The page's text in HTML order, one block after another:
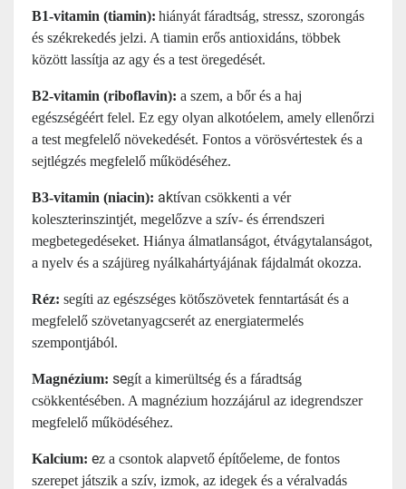
B1-vitamin (tiamin): hiányát fáradtság, stressz, szorongás
és székrekedés jelzi. A tiamin erős antioxidáns, többek
között lassítja az agy és a test öregedését.
B2-vitamin (riboflavin): a szem, a bőr és a haj
egészségéért felel. Ez egy olyan alkotóelem, amely ellenőrzi
a test megfelelő növekedését. Fontos a vörösvértestek és a
sejtlégzés megfelelő működéséhez.
B3-vitamin (niacin): aktívan csökkenti a vér
koleszterinszintjét, megelőzve a szív- és érrendszeri
megbetegedéseket. Hiánya álmatlanságot, étvágytalanságot,
a nyelv és a szájüreg nyálkahártyájának fájdalmát okozza.
Réz: segíti az egészséges kötőszövetek fenntartását és a
megfelelő szövetanyagcserét az energiatermelés
szempontjából.
Magnézium: segít a kimerültség és a fáradtság
csökkentésében. A magnézium hozzájárul az idegrendszer
megfelelő működéséhez.
Kalcium: ez a csontok alapvető építőeleme, de fontos
szerepet játszik a szív, izmok, az idegek és a véralvadás